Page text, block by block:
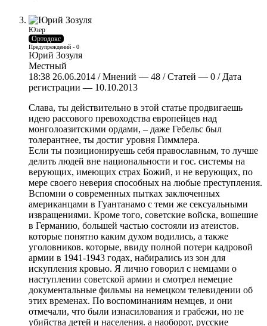
Юзер
Ортодокс
Предупреждений - 0
Юрий Зозуля
Местный
18:38 26.06.2014 / Мнений — 48 / Статей — 0 / Дата
регистрации — 10.10.2013
Слава, ты действительно в этой статье продвигаешь
идею рассового превоходства европейцев над
монголоазитскими ордами, – даже Гебельс был
толерантнее, ты достиг уровня Гиммлера.
Если ты позиционируешь себя православным, то лучше
делить людей вне национальности и гос. системы на
верующих, имеющих страх Божий, и не верующих, по
мере своего неверия способных на любые преступления.
Вспомни о современных пытках заключенных
американцами в Гуантанамо с теми же сексуальными
извращениями. Кроме того, советские войска, вошешие
в Германию, большей частью состояли из атеистов.
которые понятно каким духом водились, а также
уголовников. которые, ввиду полной потери кадровой
армии в 1941-1943 годах, набирались из зон для
искупления кровью. Я лично говорил с немцами о
наступлении советской армии и смотрел немецие
документальные фильмы на немецком телевидении об
этих временах. По воспоминаниям немцев, и они
отмечали, что были изнасилования и грабежи, но не
убийства детей и населения. а наоборот, русские